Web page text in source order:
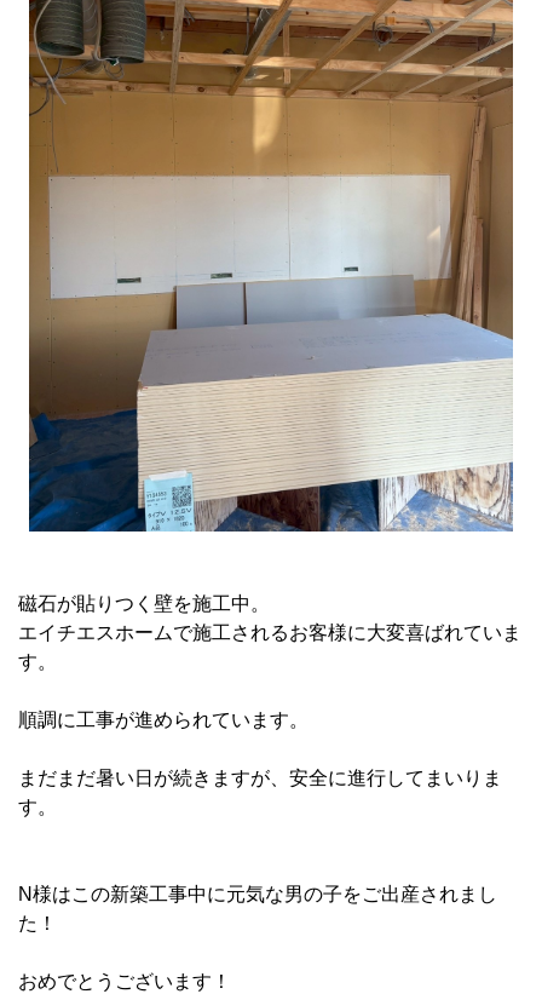
磁石が貼りつく壁を施工中。
エイチエスホームで施工されるお客様に大変喜ばれていま
す。
順調に工事が進められています。
まだまだ暑い日が続きますが、安全に進行してまいりま
す。
N様はこの新築工事中に元気な男の子をご出産されまし
た！
おめでとうございます！